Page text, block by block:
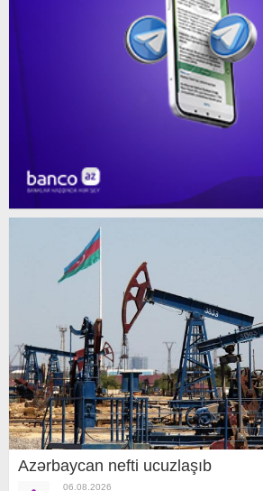
Azərbaycan nefti ucuzlaşıb
06.08.2026